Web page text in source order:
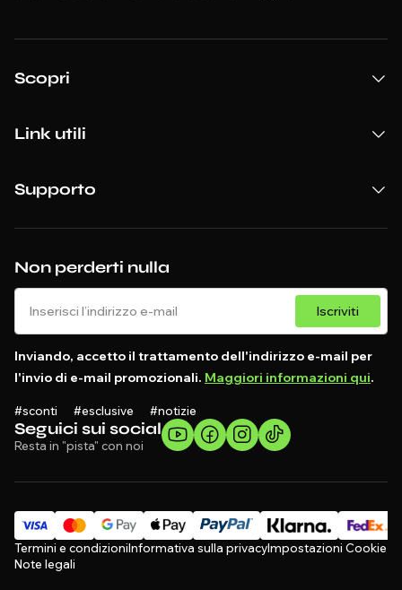
Seguici sui social
Resta in "pista" con noi
Non perderti nulla
Iscriviti
Inviando, accetto il trattamento dell'indirizzo e-mail per
l'invio di e-mail promozionali. Maggiori informazioni qui.
#sconti #esclusive #notizie
Scopri
Link utili
Supporto
Termini e condizioniInformativa sulla privacyImpostazioni Cookie
Note legali